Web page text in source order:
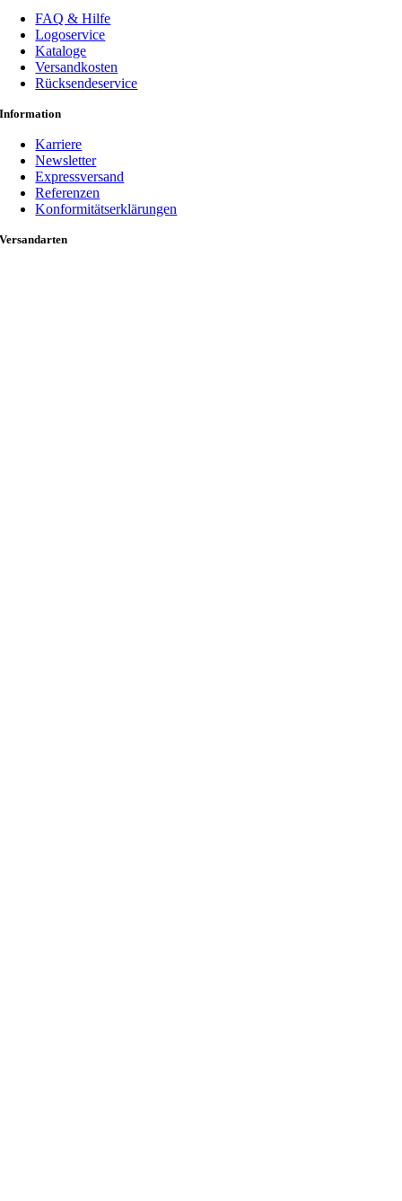
FAQ & Hilfe
Logoservice
Kataloge
Versandkosten
Rücksendeservice
Information
Karriere
Newsletter
Expressversand
Referenzen
Konformitätserklärungen
Versandarten